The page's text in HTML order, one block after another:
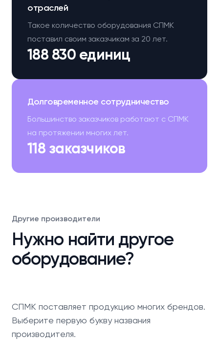
188 830 единиц
отраслей
Такое количество оборудования СПМК
поставил своим заказчикам за 20 лет.
118 заказчиков
Долговременное сотрудничество
Большинство заказчиков работают с СПМК
на протяжении многих лет.
Другие производители
Нужно найти другое
оборудование?
СПМК поставляет продукцию многих брендов.
Выберите первую букву названия
производителя.